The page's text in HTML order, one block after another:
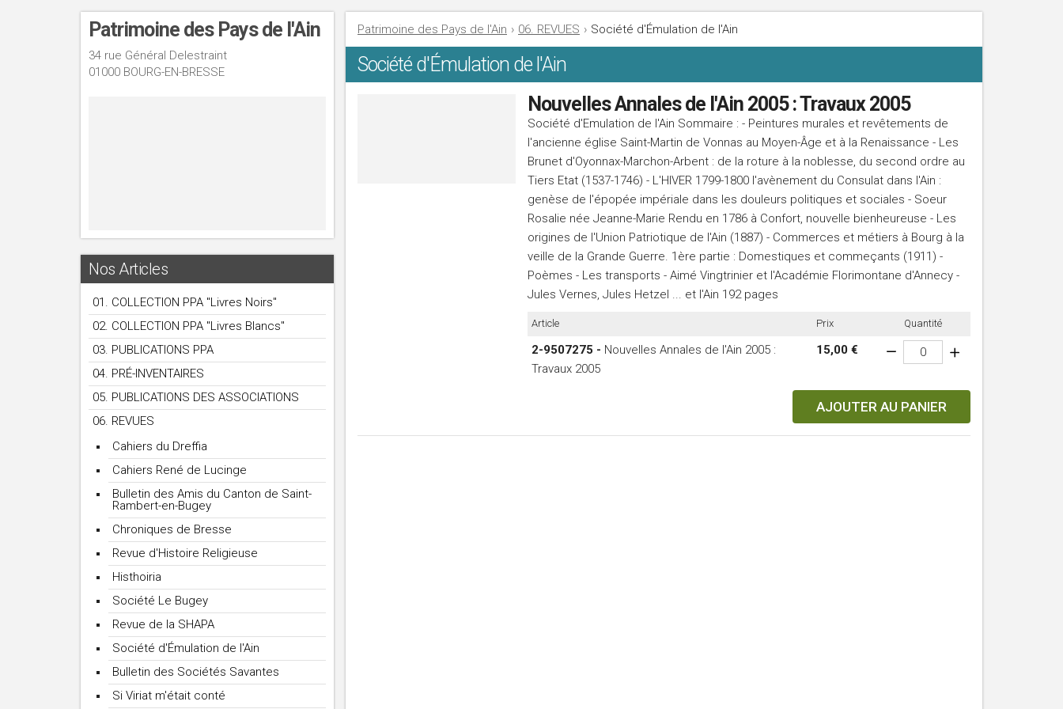
Patrimoine des Pays de l'Ain
34 rue Général Delestraint
01000 BOURG-EN-BRESSE
Nos Articles
01. COLLECTION PPA "Livres Noirs"
02. COLLECTION PPA "Livres Blancs"
03. PUBLICATIONS PPA
04. PRÉ-INVENTAIRES
05. PUBLICATIONS DES ASSOCIATIONS
06. REVUES
Cahiers du Dreffia
Cahiers René de Lucinge
Bulletin des Amis du Canton de Saint-
Rambert-en-Bugey
Chroniques de Bresse
Revue d'Histoire Religieuse
Histhoiria
Société Le Bugey
Revue de la SHAPA
Société d'Émulation de l'Ain
Bulletin des Sociétés Savantes
Si Viriat m'était conté
Patrimoine des Pays de l'Ain › 06. REVUES › Société d'Émulation de l'Ain
Société d'Émulation de l'Ain
Nouvelles Annales de l'Ain 2005 : Travaux 2005
Société d'Emulation de l'Ain Sommaire : - Peintures murales et revêtements de
l'ancienne église Saint-Martin de Vonnas au Moyen-Âge et à la Renaissance - Les
Brunet d'Oyonnax-Marchon-Arbent : de la roture à la noblesse, du second ordre au
Tiers Etat (1537-1746) - L'HIVER 1799-1800 l'avènement du Consulat dans l'Ain :
genèse de l'épopée impériale dans les douleurs politiques et sociales - Soeur
Rosalie née Jeanne-Marie Rendu en 1786 à Confort, nouvelle bienheureuse - Les
origines de l'Union Patriotique de l'Ain (1887) - Commerces et métiers à Bourg à la
veille de la Grande Guerre. 1ère partie : Domestiques et commeçants (1911) -
Poèmes - Les transports - Aimé Vingtrinier et l'Académie Florimontane d'Annecy -
Jules Vernes, Jules Hetzel ... et l'Ain 192 pages
Article Prix Quantité
2-9507275 - Nouvelles Annales de l'Ain 2005 :
Travaux 2005
15,00 €
AJOUTER AU PANIER